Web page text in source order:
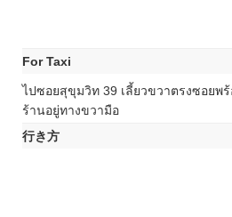
For Taxi
ไปซอยสุขุมวิท 39 เลี้ยวขวาตรงซอยพร้
ร้านอยู่ทางขวามือ
行き方